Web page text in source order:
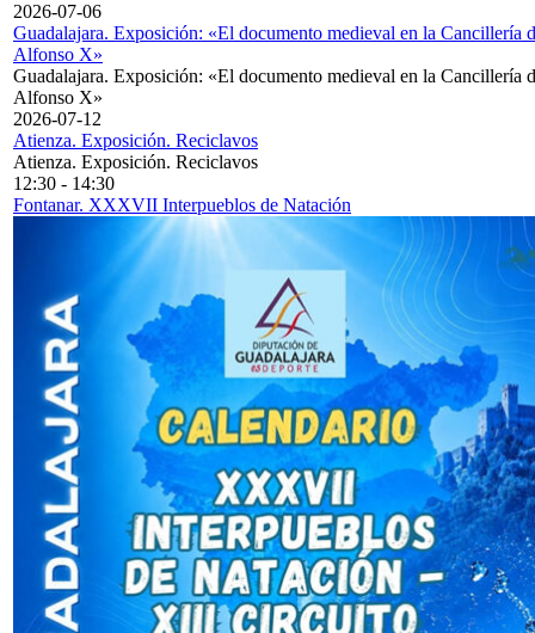
2026-07-06
Guadalajara. Exposición: «El documento medieval en la Cancillería
Alfonso X»
Guadalajara. Exposición: «El documento medieval en la Cancillería
Alfonso X»
2026-07-12
Atienza. Exposición. Reciclavos
Atienza. Exposición. Reciclavos
12:30 - 14:30
Fontanar. XXXVII Interpueblos de Natación